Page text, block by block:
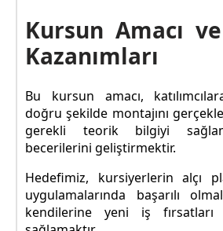
Kursun Amacı
Kazanımları
Bu kursun amacı,
doğru şekilde montajını
gerekli teorik bilgiyi
becerilerini geliştirmektir.
Hedefimiz, kursiyerlerin alçı
uygulamalarında başarılı
kendilerine yeni iş fırsatları